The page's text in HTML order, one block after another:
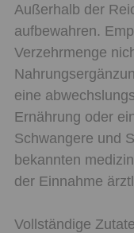
Außerhalb der
aufbewahren.
Verzehrmenge
eine
Ernährung oder
Schwangere und
bekannten
der Einnahme
Vollständige